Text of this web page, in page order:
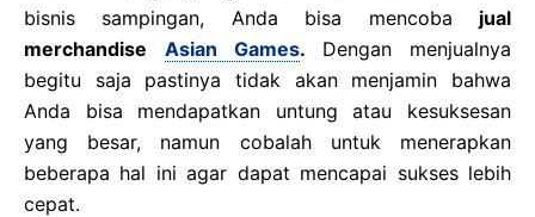
bisnis sampingan, Anda bisa mencoba jual
merchandise Asian Games. Dengan menjualnya
begitu saja pastinya tidak akan menjamin bahwa
Anda bisa mendapatkan untung atau kesuksesan
yang besar, namun cobalah untuk menerapkan
beberapa hal ini agar dapat mencapai sukses lebih
cepat.